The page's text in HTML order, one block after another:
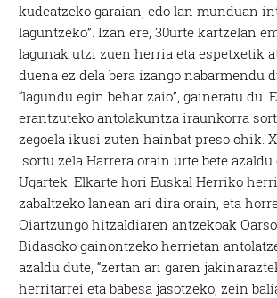
kudeatzeko garaian, edo lan munduan
laguntzeko”. Izan ere, 30urte kartzelan
lagunak utzi zuen herria eta espetxetik
duena ez dela bera izango nabarmendu
“lagundu egin behar zaio”, gaineratu du.
erantzuteko antolakuntza iraunkorra
zegoela ikusi zuten hainbat preso ohik.
sortu zela Harrera orain urte bete
Ugartek. Elkarte hori Euskal Herriko
zabaltzeko lanean ari dira orain, eta
Oiartzungo hitzaldiaren antzekoak
Bidasoko gainontzeko herrietan
azaldu dute, “zertan ari garen
herritarrei eta babesa jasotzeko, zein